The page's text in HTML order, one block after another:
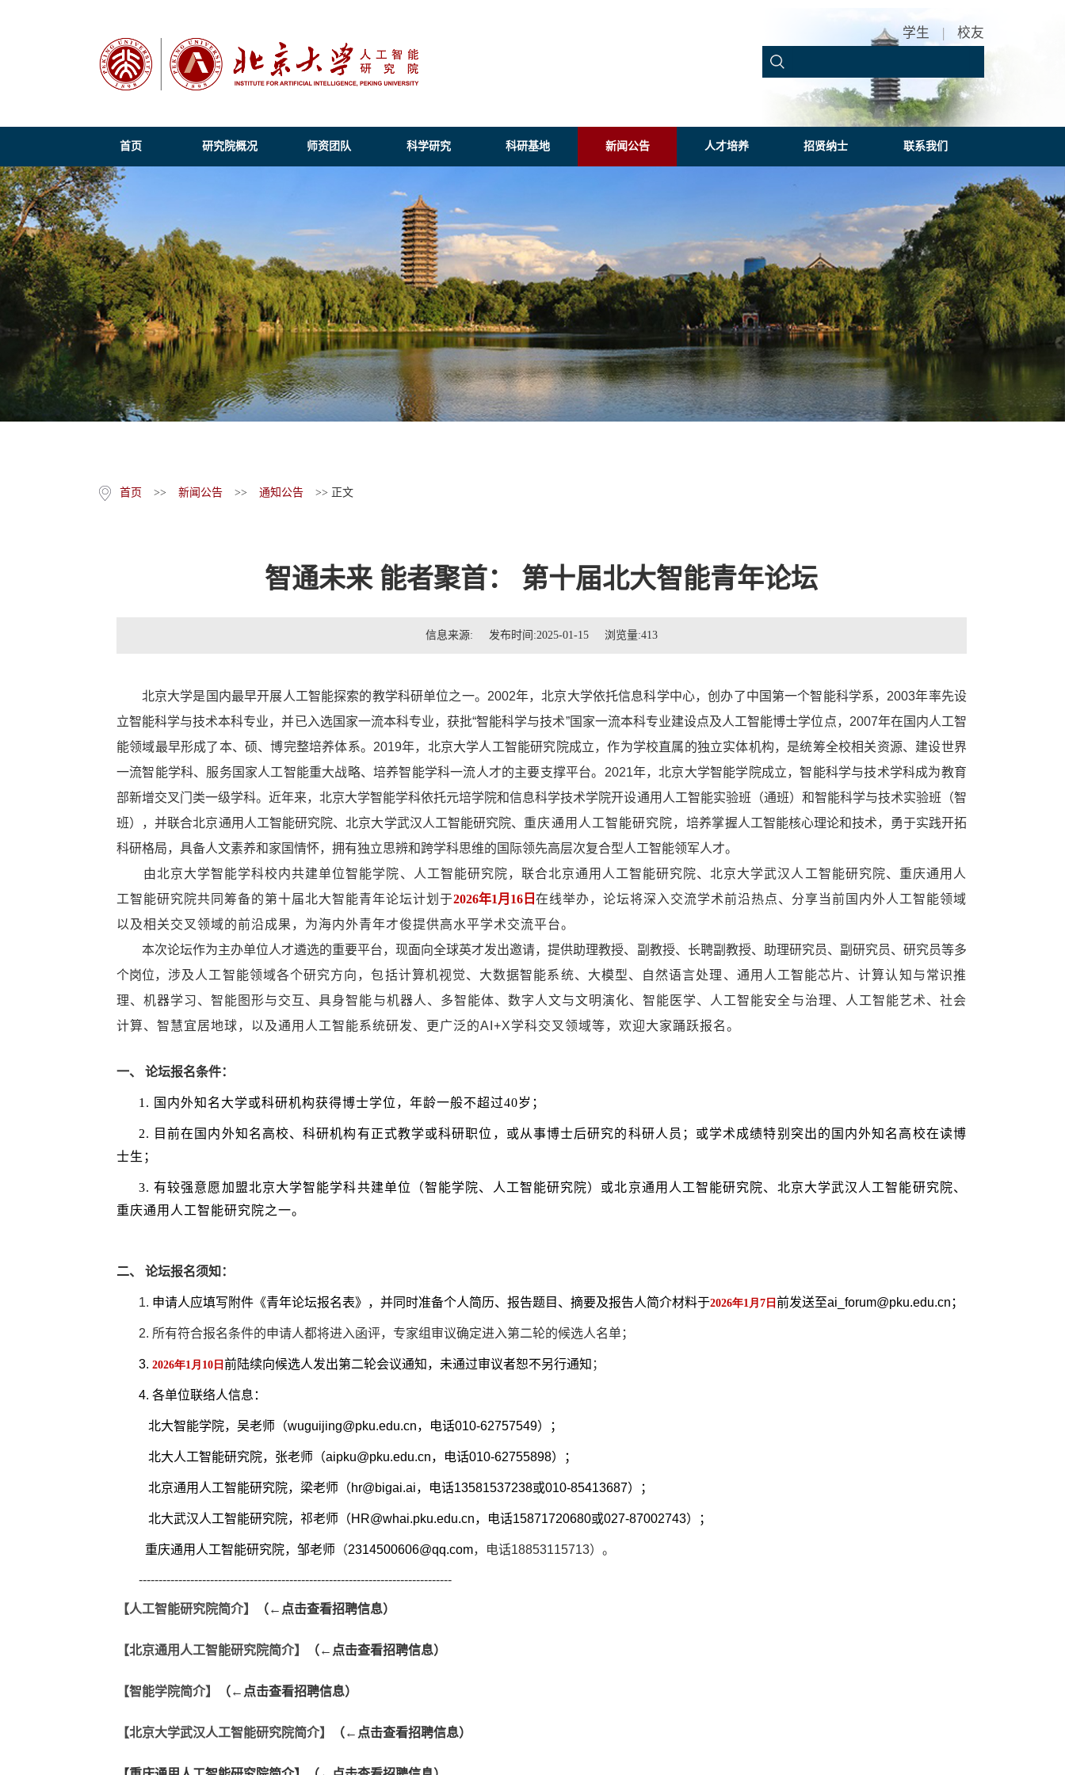
学生 | 校友
首页 研究院概况 师资团队 科学研究 科研基地 新闻公告 人才培养 招贤纳士 联系我们
首页 >> 新闻公告 >> 通知公告 >> 正文
智通未来 能者聚首： 第十届北大智能青年论坛
信息来源: 发布时间:2025-01-15 浏览量:413
北京大学是国内最早开展人工智能探索的教学科研单位之一。 2002年，北京大学依托信息科学中心，创办了中国第一个智能科学系， 2003年率先设
立智能科学与技术本科专业，并已入选国家一流本科专业，获批“智能科学与技术”国家一流本科专业建设点及人工智能博士学位点， 2007年在国内人工智
能领域最早形成了本、硕、博完整培养体系。 2019年，北京大学人工智能研究院成立，作为学校直属的独立实体机构，是统筹全校相关资源、建设世界
一流智能学科、服务国家人工智能重大战略、培养智能学科一流人才的主要支撑平台。 2021年，北京大学智能学院成立，智能科学与技术学科成为教育
部新增交叉门类一级学科。近年来，北京大学智能学科依托元培学院和信息科学技术学院开设通用人工智能实验班（通班）和智能科学与技术实验班（智
班），并联合北京通用人工智能研究院、北京大学武汉人工智能研究院、 重庆通用人工智能研究院，培养掌握人工智能核心理论和技术，勇于实践开拓
科研格局，具备人文素养和家国情怀，拥有独立思辨和跨学科思维的国际领先高层次复合型人工智能领军人才。
由北京大学智能学科校内共建单位智能学院、人工智能研究院，联合北京通用人工智能研究院、北京大学武汉人工智能研究院、重庆通用人
工智能研究院共同筹备的第十届北大智能青年论坛计划于2026年1月16日 在线举办，论坛将深入交流学术前沿热点、分享当前国内外人工智能领域
以及相关交叉领域的前沿成果，为海内外青年才俊提供高水平学术交流平台。
本次论坛作为主办单位人才遴选的重要平台，现面向全球英才发出邀请，提供助理教授、副教授、长聘副教授、助理研究员、副研究员、研究员等多
个岗位，涉及人工智能领域各个研究方向，包括计算机视觉、大数据智能系统、大模型、自然语言处理、通用人工智能芯片、计算认知与常识推
理、机器学习、智能图形与交互、具身智能与机器人、多智能体、数字人文与文明演化、智能医学、人工智能安全与治理、人工智能艺术、社会
计算、智慧宜居地球，以及通用人工智能系统研发、更广泛的AI+X学科交叉领域等，欢迎大家踊跃报名。
一、 论坛报名条件：
1. 国内外知名大学或科研机构获得博士学位，年龄一般不超过40岁；
2. 目前在国内外知名高校、科研机构有正式教学或科研职位，或从事博士后研究的科研人员；或学术成绩特别突出的国内外知名高校在读博
士生；
3. 有较强意愿加盟北京大学智能学科共建单位（智能学院、人工智能研究院）或北京通用人工智能研究院、北京大学武汉人工智能研究院、
重庆通用人工智能研究院之一。
二、 论坛报名须知：
1. 申请人应填写附件《青年论坛报名表》，并同时准备个人简历、报告题目、摘要及报告人简介材料于2026年1月7日 前发送至ai_forum@pku.edu.cn；
2. 所有符合报名条件的申请人都将进入函评，专家组审议确定进入第二轮的候选人名单；
3. 2026年1月10日 前陆续向候选人发出第二轮会议通知，未通过审议者恕不另行通知 ；
4. 各单位联络人信息：
北大智能学院，吴老师 （wuguijing@pku.edu.cn，电话010-62757549）；
北大人工智能研究院，张老师（aipku@pku.edu.cn，电话010-62755898）；
北京通用人工智能研究院，梁老师（hr@bigai.ai，电话13581537238或010-85413687）；
北大武汉人工智能研究院，祁老师（HR@whai.pku.edu.cn，电话15871720680或027-87002743）；
重庆通用人工智能研究院，邹老师 （2314500606@qq.com，电话18853115713）。
-------------------------------------------------------------------------------
【人工智能研究院简介】 （←点击查看招聘信息）
【北京通用人工智能研究院简介】 （←点击查看招聘信息）
【智能学院简介】 （←点击查看招聘信息）
【北京大学武汉人工智能研究院简介】 （←点击查看招聘信息）